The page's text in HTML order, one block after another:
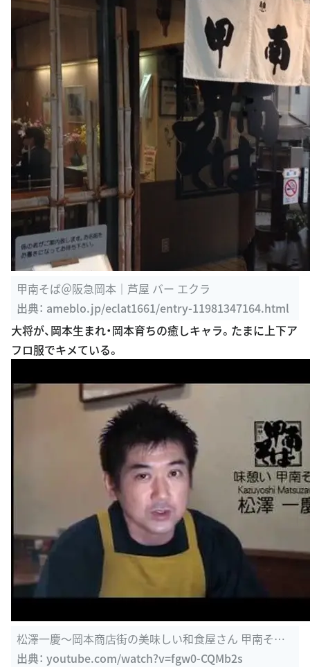
甲南そば＠阪急岡本｜芦屋 バー エクラ
出典： ameblo.jp/eclat1661/entry-11981347164.html
大将が、岡本生まれ・岡本育ちの癒しキャラ。たまに上下ア
フロ服でキメている。
松澤一慶〜岡本商店街の美味しい和食屋さん 甲南そば -
YouTube
出典： youtube.com/watch?v=fgw0-CQMb2s